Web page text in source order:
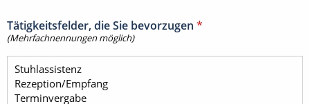
Tätigkeitsfelder, die Sie bevorzugen *
(Mehrfachnennungen möglich)